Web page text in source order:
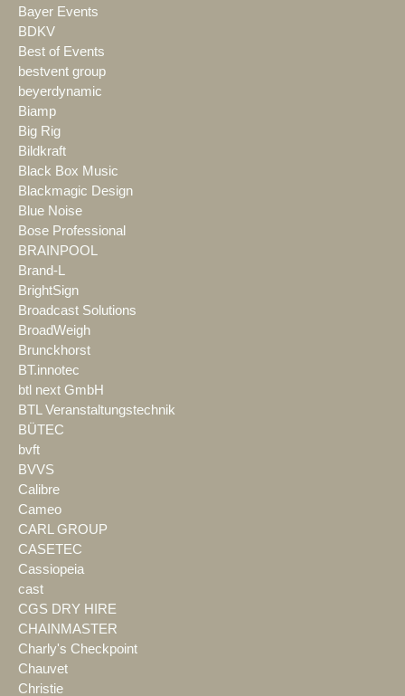
Bayer Events
BDKV
Best of Events
bestvent group
beyerdynamic
Biamp
Big Rig
Bildkraft
Black Box Music
Blackmagic Design
Blue Noise
Bose Professional
BRAINPOOL
Brand-L
BrightSign
Broadcast Solutions
BroadWeigh
Brunckhorst
BT.innotec
btl next GmbH
BTL Veranstaltungstechnik
BÜTEC
bvft
BVVS
Calibre
Cameo
CARL GROUP
CASETEC
Cassiopeia
cast
CGS DRY HIRE
CHAINMASTER
Charly's Checkpoint
Chauvet
Christie